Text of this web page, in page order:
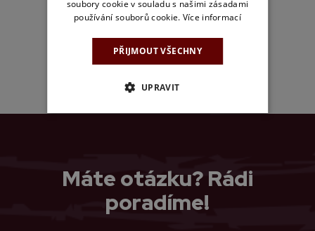
ZPĚT NA VÝPIS ČLÁNKŮ
Máte otázku? Rádi
poradíme!
soubory cookie v souladu s našimi zásadami
používání souborů cookie. Více informací
PŘIJMOUT VŠECHNY
UPRAVIT